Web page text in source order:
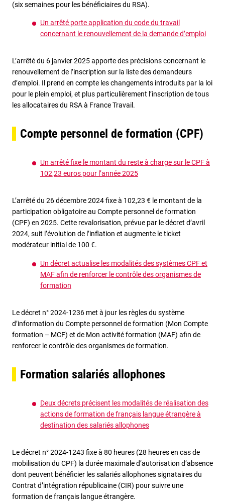
(six semaines pour les bénéficiaires du RSA).
Un arrêté porte application du code du travail
concernant le renouvellement de la demande d’emploi
L’arrêté du 6 janvier 2025 apporte des précisions concernant le
renouvellement de l’inscription sur la liste des demandeurs
d’emploi. Il prend en compte les changements introduits par la loi
pour le plein emploi, et plus particulièrement l’inscription de tous
les allocataires du RSA à France Travail.
Compte personnel de formation (CPF)
Un arrêté fixe le montant du reste à charge sur le CPF à
102,23 euros pour l’année 2025
L’arrêté du 26 décembre 2024 fixe à 102,23 € le montant de la
participation obligatoire au Compte personnel de formation
(CPF) en 2025. Cette revalorisation, prévue par le décret d’avril
2024, suit l’évolution de l’inflation et augmente le ticket
modérateur initial de 100 €.
Un décret actualise les modalités des systèmes CPF et
MAF afin de renforcer le contrôle des organismes de
formation
Le décret n° 2024-1236 met à jour les règles du système
d’information du Compte personnel de formation (Mon Compte
formation – MCF) et de Mon activité formation (MAF) afin de
renforcer le contrôle des organismes de formation.
Formation salariés allophones
Deux décrets précisent les modalités de réalisation des
actions de formation de français langue étrangère à
destination des salariés allophones
Le décret n° 2024-1243 fixe à 80 heures (28 heures en cas de
mobilisation du CPF) la durée maximale d’autorisation d’absence
dont peuvent bénéficier les salariés allophones signataires du
Contrat d’intégration républicaine (CIR) pour suivre une
formation de français langue étrangère.